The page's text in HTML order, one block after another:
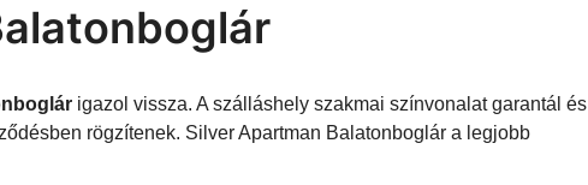
igazol vissza. A szálláshely szakmai színvonalat garantál és
rögzítenek. Silver Apartman Balatonboglár a legjobb